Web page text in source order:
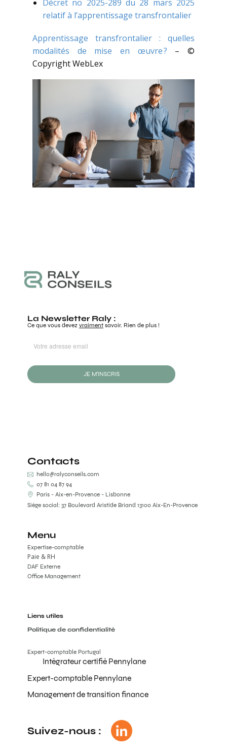
Décret no 2025-289 du 28 mars 2025
relatif à l’apprentissage transfrontalier
Apprentissage transfrontalier : quelles
modalités de mise en œuvre ? – ©
Copyright WebLex
La Newsletter Raly :
Ce que vous devez vraiment savoir. Rien de plus !
JE M'INSCRIS
Contacts
hello@ralyconseils.com
07 81 04 87 94
Paris - Aix-en-Provence - Lisbonne
Siège social: 37 Boulevard Aristide Briand 13100 Aix-En-Provence
Menu
Expertise-comptable
DAF Externe
Office Management
Paie & RH
Liens utiles
Politique de confidentialité
Expert-comptable Portugal
Intégrateur certifié Pennylane
Expert-comptable Pennylane
Management de transition finance
Suivez-nous :